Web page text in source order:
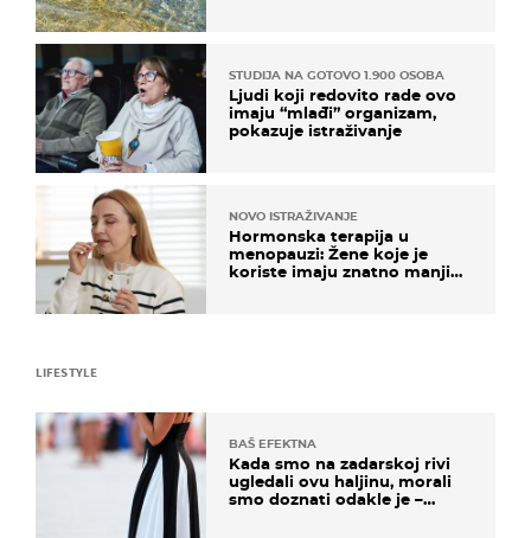
STUDIJA NA GOTOVO 1.900 OSOBA
Ljudi koji redovito rade ovo
imaju “mlađi” organizam,
pokazuje istraživanje
NOVO ISTRAŽIVANJE
Hormonska terapija u
menopauzi: Žene koje je
koriste imaju znatno manji
LIFESTYLE
BAŠ EFEKTNA
Kada smo na zadarskoj rivi
ugledali ovu haljinu, morali
smo doznati odakle je –